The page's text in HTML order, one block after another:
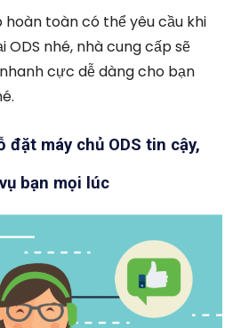
hoàn toàn có thể yêu cầu khi
ODS nhé, nhà cung cấp sẽ
cực dễ dàng cho bạn
đặt máy chủ ODS tin cậy,
bạn mọi lúc